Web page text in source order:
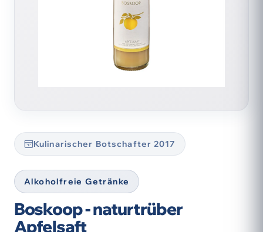
Kulinarischer Botschafter 2017
Alkoholfreie Getränke
Boskoop - naturtrüber
Apfelsaft